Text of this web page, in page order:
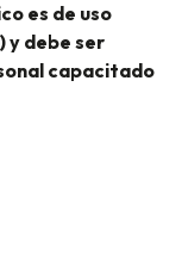
es de uso
) y debe ser
capacitado